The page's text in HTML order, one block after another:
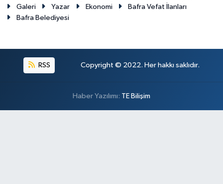
Galeri
Yazar Ekonomi
Bafra Vefat İlanları
Bafra Belediyesi
RSS Copyright © 2022. Her hakkı saklıdır.
Haber Yazılımı: TE Bilişim